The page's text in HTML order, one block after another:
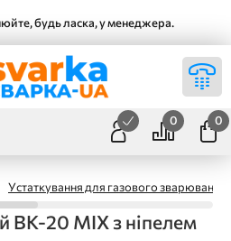
будь ласка, у менеджера.
0 0
Устаткування для газового зварювання
ВК-20 MIX з ніпелем